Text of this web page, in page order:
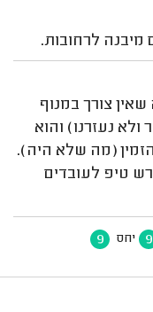
צורך במנוף
נעזרנו) והוא
(מה שלא היה).
טיפ לעובדים
9 יחס 9